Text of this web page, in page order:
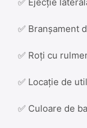
✅ Branșament
✅ Roți cu
✅ Locație de
✅ Culoare de